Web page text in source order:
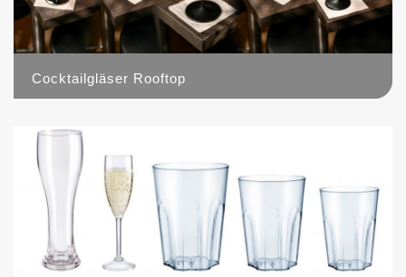
Cocktailgläser Rooftop